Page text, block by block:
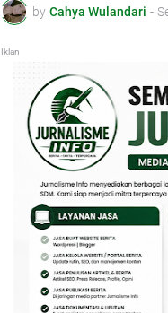
by Cahya Wulandari -
Iklan